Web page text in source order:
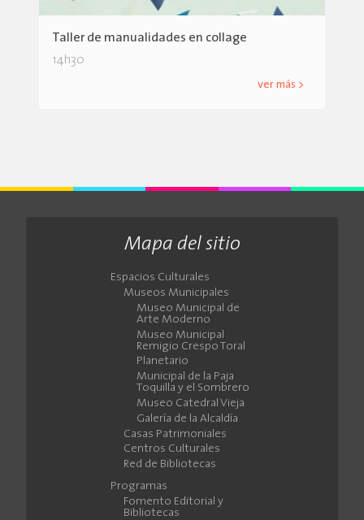
Taller de manualidades en collage
14h30
ver más >
Mapa del sitio
Espacios Culturales
Museos Municipales
Museo Municipal de
Arte Moderno
Museo Municipal
Remigio Crespo Toral
Planetario
Municipal de la Paja
Toquilla y el Sombrero
Museo Catedral Vieja
Galería de la Alcaldía
Casas Patrimoniales
Centros Culturales
Red de Bibliotecas
Programas
Fomento Editorial y
Bibliotecas